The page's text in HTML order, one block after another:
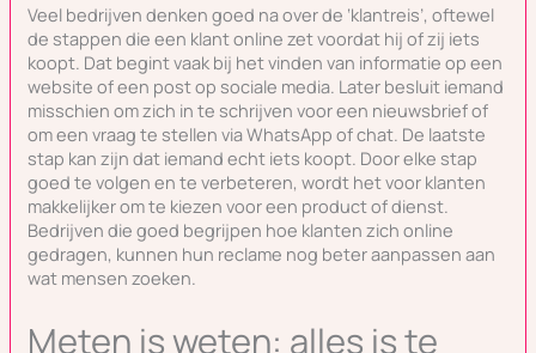
Veel bedrijven denken goed na over de ‘klantreis’, oftewel
de stappen die een klant online zet voordat hij of zij iets
koopt. Dat begint vaak bij het vinden van informatie op een
website of een post op sociale media. Later besluit iemand
misschien om zich in te schrijven voor een nieuwsbrief of
om een vraag te stellen via WhatsApp of chat. De laatste
stap kan zijn dat iemand echt iets koopt. Door elke stap
goed te volgen en te verbeteren, wordt het voor klanten
makkelijker om te kiezen voor een product of dienst.
Bedrijven die goed begrijpen hoe klanten zich online
gedragen, kunnen hun reclame nog beter aanpassen aan
wat mensen zoeken.
Meten is weten: alles is te